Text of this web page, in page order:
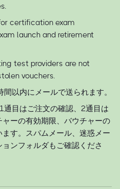
certification exam
launch and retirement
test providers are not
vouchers.
以内にメールで送られます。
通目はご注文の確認、2通目は
ーの有効期限、バウチャーの
す。スパムメール、迷惑メー
ンフォルダもご確認くださ